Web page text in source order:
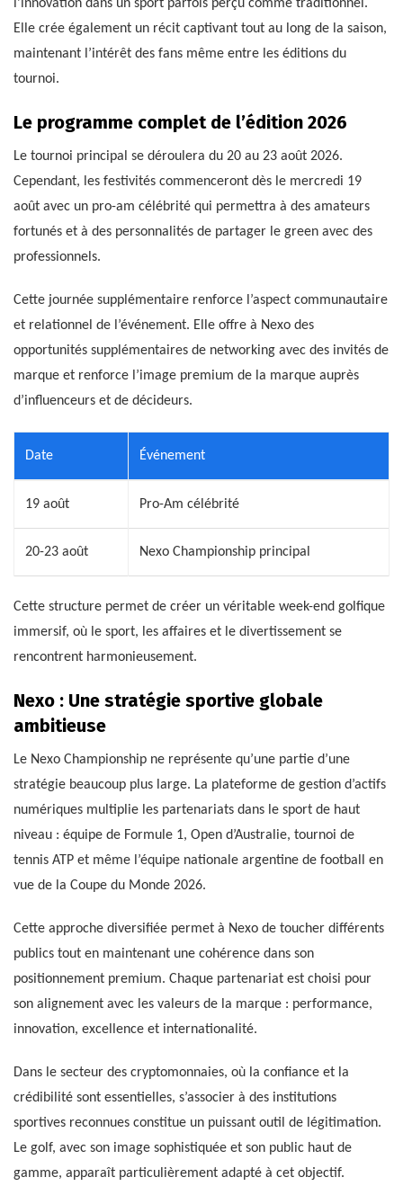
l’innovation dans un sport parfois perçu comme traditionnel.
Elle crée également un récit captivant tout au long de la saison,
maintenant l’intérêt des fans même entre les éditions du
tournoi.
Le programme complet de l’édition 2026
Le tournoi principal se déroulera du 20 au 23 août 2026.
Cependant, les festivités commenceront dès le mercredi 19
août avec un pro-am célébrité qui permettra à des amateurs
fortunés et à des personnalités de partager le green avec des
professionnels.
Cette journée supplémentaire renforce l’aspect communautaire
et relationnel de l’événement. Elle offre à Nexo des
opportunités supplémentaires de networking avec des invités de
marque et renforce l’image premium de la marque auprès
d’influenceurs et de décideurs.
Date Événement
19 août Pro-Am célébrité
20-23 août Nexo Championship principal
Cette structure permet de créer un véritable week-end golfique
immersif, où le sport, les affaires et le divertissement se
rencontrent harmonieusement.
Nexo : Une stratégie sportive globale
ambitieuse
Le Nexo Championship ne représente qu’une partie d’une
stratégie beaucoup plus large. La plateforme de gestion d’actifs
numériques multiplie les partenariats dans le sport de haut
niveau : équipe de Formule 1, Open d’Australie, tournoi de
tennis ATP et même l’équipe nationale argentine de football en
vue de la Coupe du Monde 2026.
Cette approche diversifiée permet à Nexo de toucher différents
publics tout en maintenant une cohérence dans son
positionnement premium. Chaque partenariat est choisi pour
son alignement avec les valeurs de la marque : performance,
innovation, excellence et internationalité.
Dans le secteur des cryptomonnaies, où la confiance et la
crédibilité sont essentielles, s’associer à des institutions
sportives reconnues constitue un puissant outil de légitimation.
Le golf, avec son image sophistiquée et son public haut de
gamme, apparaît particulièrement adapté à cet objectif.